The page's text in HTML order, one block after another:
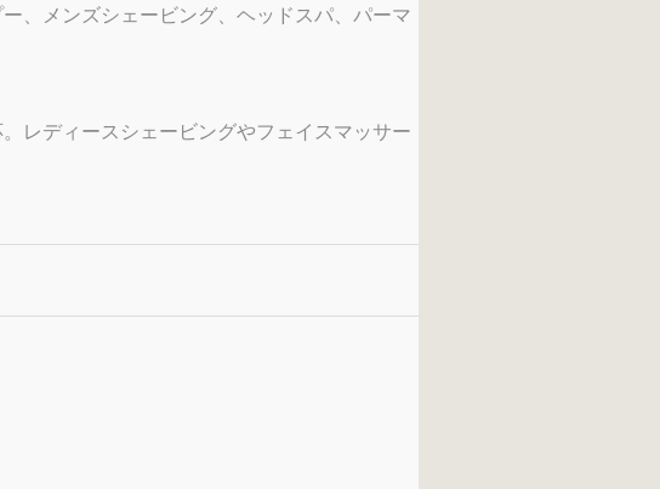
、メンズシェービング、ヘッドスパ、パーマ
レディースシェービングやフェイスマッサー